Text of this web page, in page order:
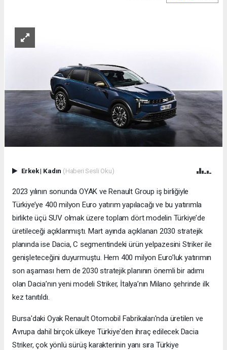
Erkek| Kadın (Haberi Sesli Oku)
2023 yılının sonunda OYAK ve Renault Group iş birliğiyle
Türkiye’ye 400 milyon Euro yatırım yapılacağı ve bu yatırımla
birlikte üçü SUV olmak üzere toplam dört modelin Türkiye’de
üretileceği açıklanmıştı. Mart ayında açıklanan 2030 stratejik
planında ise Dacia, C segmentindeki ürün yelpazesini Striker ile
genişleteceğini duyurmuştu. Hem 400 milyon Euro’luk yatırımın
son aşaması hem de 2030 stratejik planının önemli bir adımı
olan Dacia’nın yeni modeli Striker, İtalya’nın Milano şehrinde ilk
kez tanıtıldı.
Bursa'daki Oyak Renault Otomobil Fabrikaları'nda üretilen ve
Avrupa dahil birçok ülkeye Türkiye'den ihraç edilecek Dacia
Striker, çok yönlü sürüş karakterinin yanı sıra Türkiye